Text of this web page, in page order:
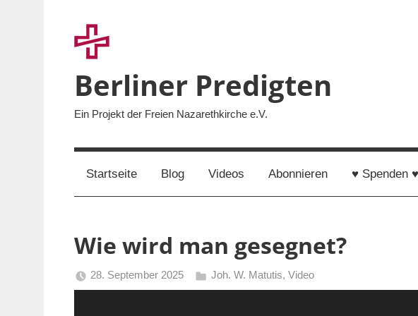
Berliner Predigten
Ein Projekt der Freien Nazarethkirche e.V.
Startseite Blog Videos Abonnieren ♥ Spenden ♥
Wie wird man gesegnet?
28. September 2025
Berliner
Joh. W. Matutis, Video